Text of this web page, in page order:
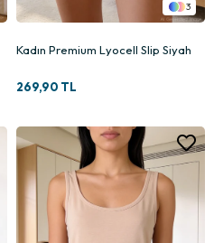
3
Kadın Premium Lyocell Slip Siyah
269,90 TL